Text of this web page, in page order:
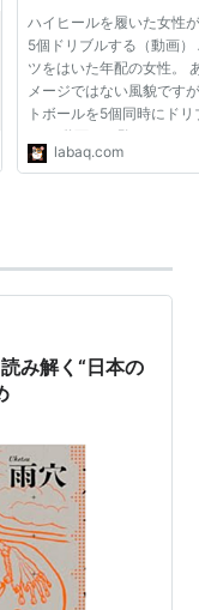
ハイヒールを履いた女性
5個ドリブルする（動画
ツをはいた年配の女性。
メージではない風貌です
トボールを5個同時にド
す。 動画をご覧ください
labaq.com
み解く“日本の